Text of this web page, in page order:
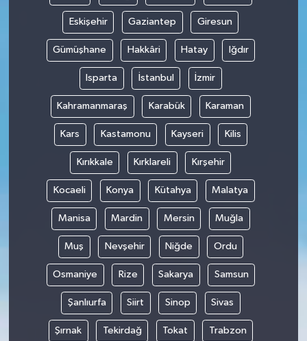
Eskişehir Gaziantep Giresun
Gümüşhane Hakkâri Hatay Iğdır
Isparta İstanbul İzmir
Kahramanmaraş Karabük Karaman
Kars Kastamonu Kayseri Kilis
Kırıkkale Kırklareli Kırşehir
Kocaeli Konya Kütahya Malatya
Manisa Mardin Mersin Muğla
Muş Nevşehir Niğde Ordu
Osmaniye Rize Sakarya Samsun
Şanlıurfa Siirt Sinop Sivas
Şırnak Tekirdağ Tokat Trabzon